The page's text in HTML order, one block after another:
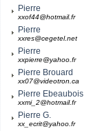
Pierre
xxof44@hotmail.fr
Pierre
xxres@cegetel.net
Pierre
xxpierre@yahoo.fr
Pierre Brouard
xx07@videotron.ca
Pierre Ebeaubois
xxmi_2@hotmail.fr
Pierre G.
xx_ecrit@yahoo.fr